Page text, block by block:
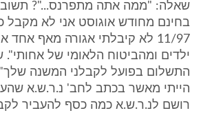
שאלה: "ממה אתה מתפרנס..."?
בחינם מחודש אוגוסט אני לא
11/97 לא קיבלתי אגורה מאף
ילדים ומהביטוח הלאומי של
התשלום בפועל לקבלני המשנה
הייתי מאשר בכתב לחב' נ.ר.ש.א
רושם לנ.ר.ש.א כמה כסף להעביר